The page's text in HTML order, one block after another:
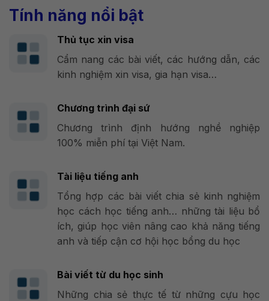
Tính năng nổi bật
Thủ tục xin visa
Cẩm nang các bài viết, các hướng dẫn, các
kinh nghiệm xin visa, gia hạn visa…
Chương trình đại sứ
Chương trình định hướng nghề nghiệp
100% miễn phí tại Việt Nam.
Tài liệu tiếng anh
Tổng hợp các bài viết chia sẻ kinh nghiệm
học cách học tiếng anh… những tài liệu bổ
ích, giúp học viên nâng cao khả năng tiếng
anh và tiếp cận cơ hội học bổng du học
Bài viết từ du học sinh
Những chia sẻ thực tế từ những cựu học